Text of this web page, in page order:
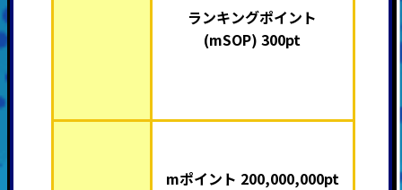
ランキングポイント
(mSOP) 300pt
mポイント 200,000,000pt